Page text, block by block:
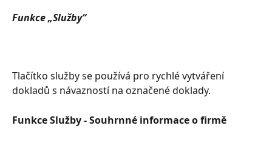
Funkce „Služby“
Tlačítko služby se používá pro rychlé vytváření
dokladů s návazností na označené doklady.
Funkce Služby - Souhrnné informace o firmě